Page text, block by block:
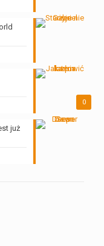
0
już